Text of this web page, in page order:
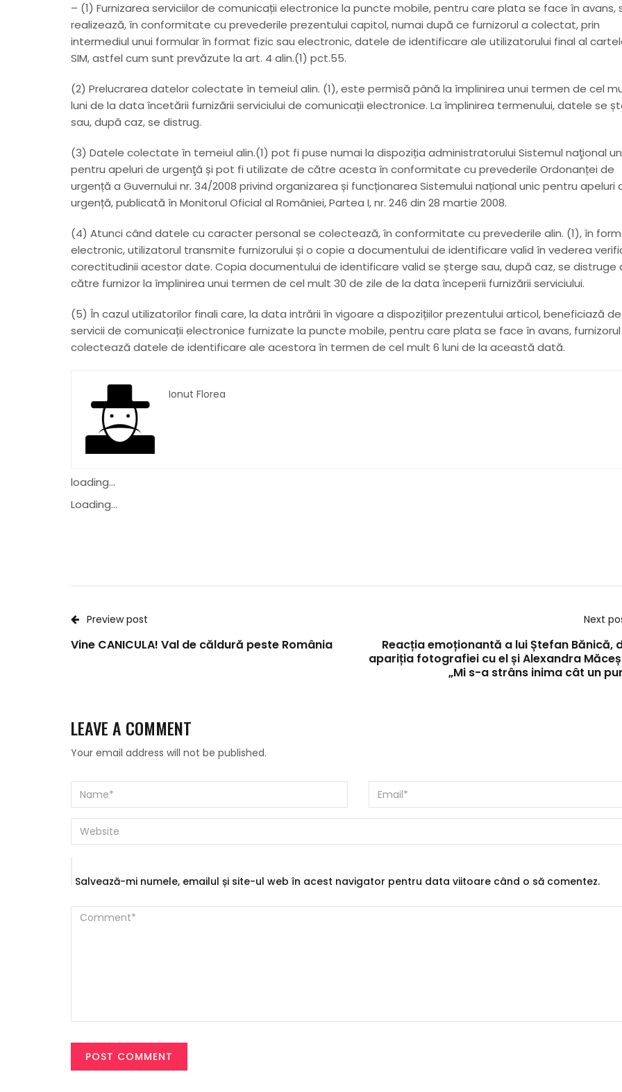
– (1) Furnizarea serviciilor de comunicații electronice la puncte mobile, pentru care plata se face în avans,
realizează, în conformitate cu prevederile prezentului capitol, numai după ce furnizorul a colectat, prin
intermediul unui formular în format fizic sau electronic, datele de identificare ale utilizatorului final al
SIM, astfel cum sunt prevăzute la art. 4 alin.(1) pct.55.
(2) Prelucrarea datelor colectate în temeiul alin. (1), este permisă până la împlinirea unui termen de cel
luni de la data încetării furnizării serviciului de comunicații electronice. La împlinirea termenului, datele se
sau, după caz, se distrug.
(3) Datele colectate în temeiul alin.(1) pot fi puse numai la dispoziția administratorului Sistemul naţional
pentru apeluri de urgenţă și pot fi utilizate de către acesta în conformitate cu prevederile Ordonanței de
urgență a Guvernului nr. 34/2008 privind organizarea și funcționarea Sistemului național unic pentru apeluri
urgență, publicată în Monitorul Oficial al României, Partea I, nr. 246 din 28 martie 2008.
(4) Atunci când datele cu caracter personal se colectează, în conformitate cu prevederile alin. (1), în
electronic, utilizatorul transmite furnizorului și o copie a documentului de identificare valid în vederea
corectitudinii acestor date. Copia documentului de identificare valid se șterge sau, după caz, se distruge
către furnizor la împlinirea unui termen de cel mult 30 de zile de la data începerii furnizării serviciului.
(5) În cazul utilizatorilor finali care, la data intrării în vigoare a dispozițiilor prezentului articol, beneficiază de
servicii de comunicații electronice furnizate la puncte mobile, pentru care plata se face în avans, furnizorul
colectează datele de identificare ale acestora în termen de cel mult 6 luni de la această dată.
Ionut Florea
loading...
Loading...
Preview post
Vine CANICULA! Val de căldură peste România
Next
Reacția emoționantă a lui Ștefan Bănică,
apariția fotografiei cu el și Alexandra
„Mi s-a strâns inima cât un
LEAVE A COMMENT
Your email address will not be published.
Salvează-mi numele, emailul și site-ul web în acest navigator pentru data viitoare când o să comentez.